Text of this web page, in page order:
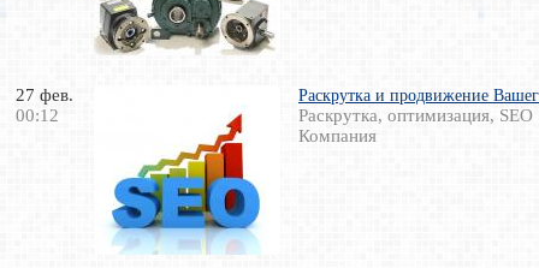
27 фев.
00:12
Раскрутка и продвижение
Раскрутка, оптимизация, SEO
Компания